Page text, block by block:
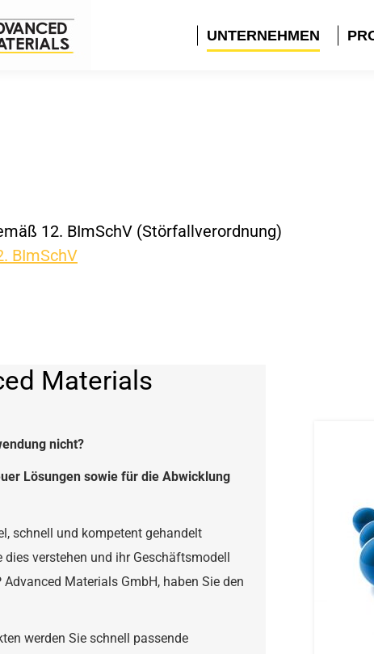
UNTERNEHMEN
12. BImSchV (Störfallverordnung)
BImSchV
Materials
nicht?
Lösungen sowie für die Abwicklung
schnell und kompetent gehandelt
dies verstehen und ihr Geschäftsmodell
Materials GmbH, haben Sie den
werden Sie schnell passende